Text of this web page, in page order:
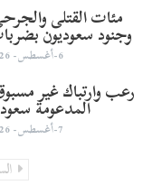
مئات القتلى
وجنود سعوديون
6-أغسطس- 2026
رعب وارتباك غير
المدعومة
7-أغسطس- 2026